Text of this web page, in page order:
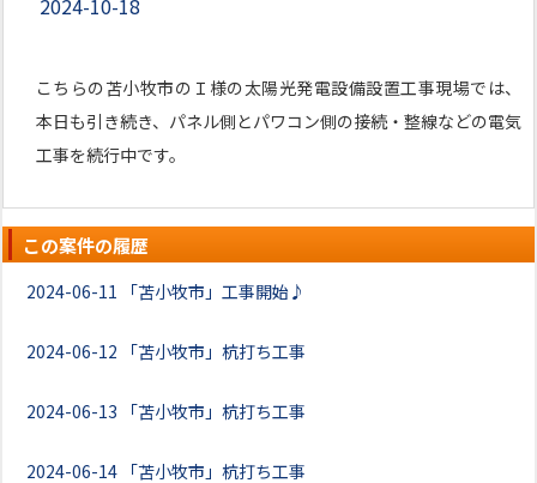
2024-10-18
こちらの苫小牧市のＩ様の太陽光発電設備設置工事現場では、
本日も引き続き、パネル側とパワコン側の接続・整線などの電気
工事を続行中です。
この案件の履歴
2024-06-11 「苫小牧市」工事開始♪
2024-06-12 「苫小牧市」杭打ち工事
2024-06-13 「苫小牧市」杭打ち工事
2024-06-14 「苫小牧市」杭打ち工事